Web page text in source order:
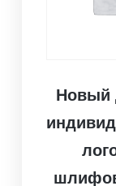
Новый